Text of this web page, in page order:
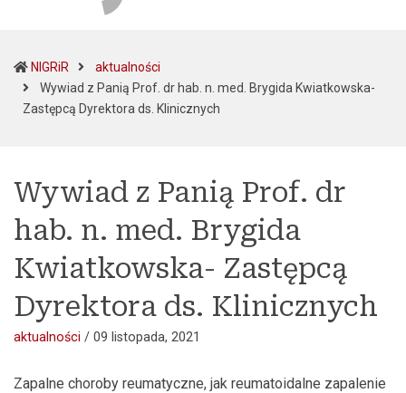
NIGRiR
aktualności
Wywiad z Panią Prof. dr hab. n. med. Brygida Kwiatkowska-
Zastępcą Dyrektora ds. Klinicznych
Wywiad z Panią Prof. dr
hab. n. med. Brygida
Kwiatkowska- Zastępcą
Dyrektora ds. Klinicznych
aktualności / 09 listopada, 2021
Zapalne choroby reumatyczne, jak reumatoidalne zapalenie